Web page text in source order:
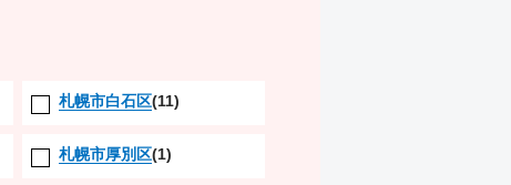
札幌市白石区(11)
札幌市厚別区(1)